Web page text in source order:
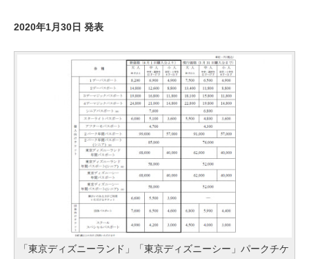
2020年1月30日 発表
「東京ディズニーランド」「東京ディズニーシー」パークチケ